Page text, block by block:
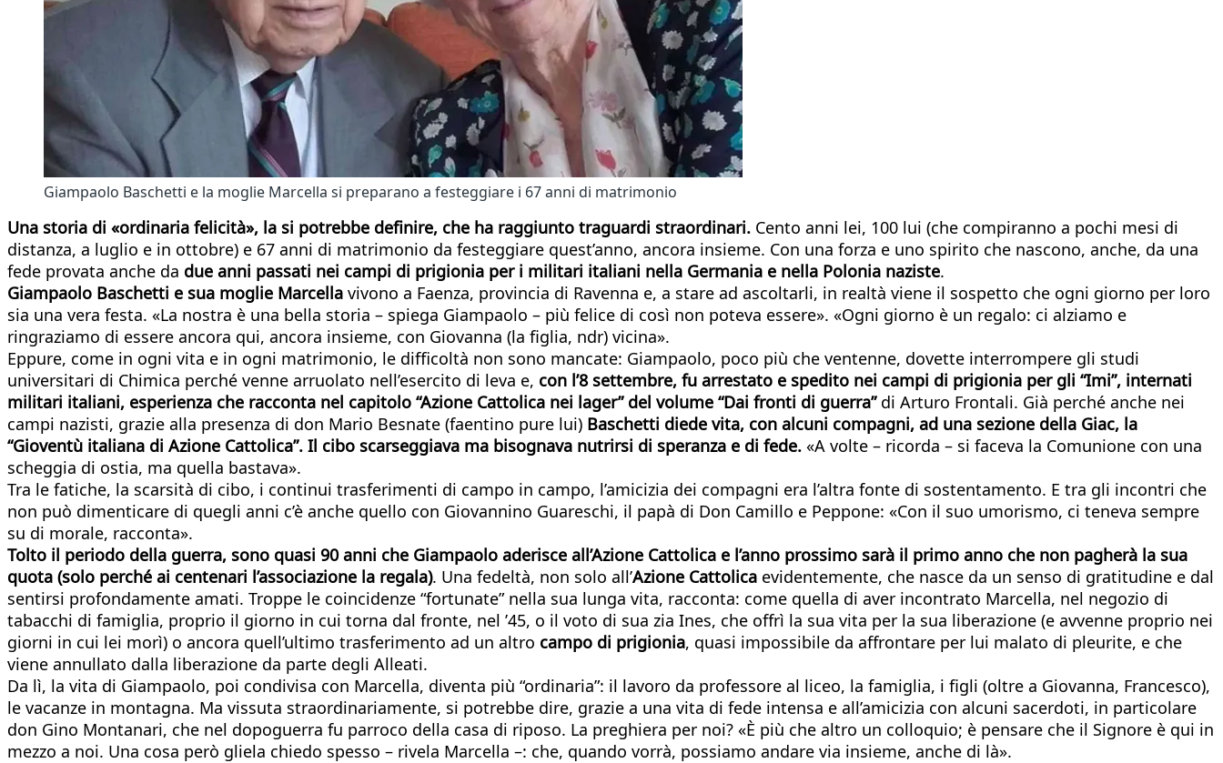
Giampaolo Baschetti e la moglie Marcella si preparano a festeggiare i 67 anni di matrimonio
Una storia di «ordinaria felicità», la si potrebbe definire, che ha raggiunto traguardi straordinari. Cento anni lei, 100 lui (che compiranno a pochi mesi di
distanza, a luglio e in ottobre) e 67 anni di matrimonio da festeggiare quest’anno, ancora insieme. Con una forza e uno spirito che nascono, anche, da una
fede provata anche da due anni passati nei campi di prigionia per i militari italiani nella Germania e nella Polonia naziste.
Giampaolo Baschetti e sua moglie Marcella vivono a Faenza, provincia di Ravenna e, a stare ad ascoltarli, in realtà viene il sospetto che ogni giorno per loro
sia una vera festa. «La nostra è una bella storia – spiega Giampaolo – più felice di così non poteva essere». «Ogni giorno è un regalo: ci alziamo e
ringraziamo di essere ancora qui, ancora insieme, con Giovanna (la figlia, ndr) vicina».
Eppure, come in ogni vita e in ogni matrimonio, le difficoltà non sono mancate: Giampaolo, poco più che ventenne, dovette interrompere gli studi
universitari di Chimica perché venne arruolato nell’esercito di leva e, con l’8 settembre, fu arrestato e spedito nei campi di prigionia per gli “Imi”, internati
militari italiani, esperienza che racconta nel capitolo “Azione Cattolica nei lager” del volume “Dai fronti di guerra” di Arturo Frontali. Già perché anche nei
campi nazisti, grazie alla presenza di don Mario Besnate (faentino pure lui) Baschetti diede vita, con alcuni compagni, ad una sezione della Giac, la
“Gioventù italiana di Azione Cattolica”. Il cibo scarseggiava ma bisognava nutrirsi di speranza e di fede. «A volte – ricorda – si faceva la Comunione con una
scheggia di ostia, ma quella bastava».
Tra le fatiche, la scarsità di cibo, i continui trasferimenti di campo in campo, l’amicizia dei compagni era l’altra fonte di sostentamento. E tra gli incontri che
non può dimenticare di quegli anni c’è anche quello con Giovannino Guareschi, il papà di Don Camillo e Peppone: «Con il suo umorismo, ci teneva sempre
su di morale, racconta».
Tolto il periodo della guerra, sono quasi 90 anni che Giampaolo aderisce all’Azione Cattolica e l’anno prossimo sarà il primo anno che non pagherà la sua
quota (solo perché ai centenari l’associazione la regala). Una fedeltà, non solo all’Azione Cattolica evidentemente, che nasce da un senso di gratitudine e dal
sentirsi profondamente amati. Troppe le coincidenze “fortunate” nella sua lunga vita, racconta: come quella di aver incontrato Marcella, nel negozio di
tabacchi di famiglia, proprio il giorno in cui torna dal fronte, nel ’45, o il voto di sua zia Ines, che offrì la sua vita per la sua liberazione (e avvenne proprio nei
giorni in cui lei morì) o ancora quell’ultimo trasferimento ad un altro campo di prigionia, quasi impossibile da affrontare per lui malato di pleurite, e che
viene annullato dalla liberazione da parte degli Alleati.
Da lì, la vita di Giampaolo, poi condivisa con Marcella, diventa più “ordinaria”: il lavoro da professore al liceo, la famiglia, i figli (oltre a Giovanna, Francesco),
le vacanze in montagna. Ma vissuta straordinariamente, si potrebbe dire, grazie a una vita di fede intensa e all’amicizia con alcuni sacerdoti, in particolare
don Gino Montanari, che nel dopoguerra fu parroco della casa di riposo. La preghiera per noi? «È più che altro un colloquio; è pensare che il Signore è qui in
mezzo a noi. Una cosa però gliela chiedo spesso – rivela Marcella –: che, quando vorrà, possiamo andare via insieme, anche di là».